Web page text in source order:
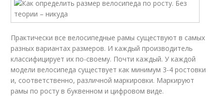
Практически все велосипедные рамы существуют в самых
разных вариантах размеров. И каждый производитель
классифицирует их по-своему. Почти каждый. У каждой
модели велосипеда существует как минимум 3-4 ростовки
и, соответственно, различной маркировки. Маркируют
рамы по росту в буквенном и цифровом виде.